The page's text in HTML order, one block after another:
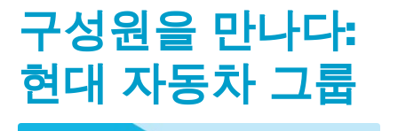
구성원을 만나다:
현대 자동차 그룹